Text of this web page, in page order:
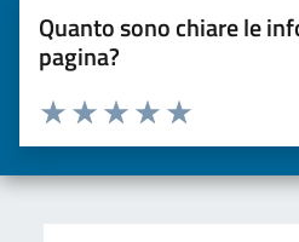
Quanto sono chiare le
pagina?
Valuta da 1 a 5 stelle la pagina
Valuta 5 stelle
Valuta 4 stelle su 5
Valuta 3 stelle su 5
Valuta 2 stelle su 5
Valuta una stella su 5